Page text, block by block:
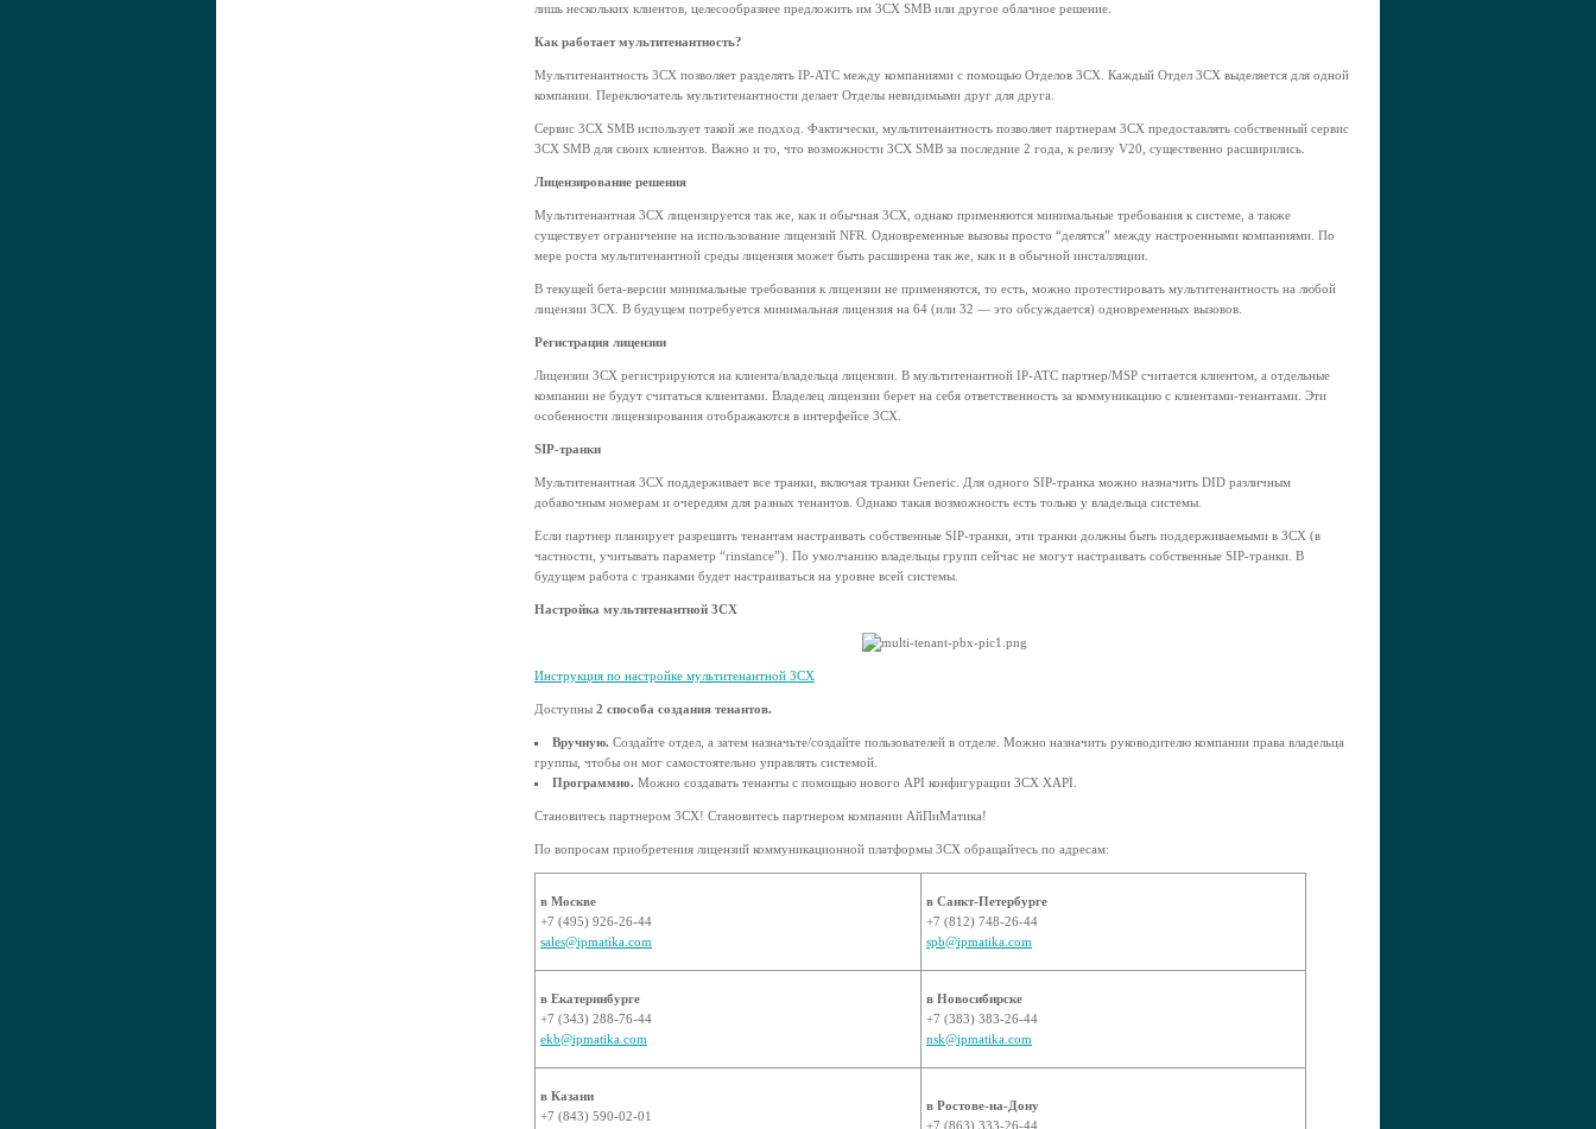
лишь нескольких клиентов, целесообразнее предложить им 3CX SMB или другое облачное решение.
Как работает мультитенантность?
Мультитенантность 3CX позволяет разделять IP-АТС между компаниями с помощью Отделов 3CX. Каждый Отдел 3CX выделяется для одной
компании. Переключатель мультитенантности делает Отделы невидимыми друг для друга.
Сервис 3CX SMB использует такой же подход. Фактически, мультитенантность позволяет партнерам 3CX предоставлять собственный сервис
3CX SMB для своих клиентов. Важно и то, что возможности 3CX SMB за последние 2 года, к релизу V20, существенно расширились.
Лицензирование решения
Мультитенантная 3CX лицензируется так же, как и обычная 3CX, однако применяются минимальные требования к системе, а также
существует ограничение на использование лицензий NFR. Одновременные вызовы просто “делятся” между настроенными компаниями. По
мере роста мультитенантной среды лицензия может быть расширена так же, как и в обычной инсталляции.
В текущей бета-версии минимальные требования к лицензии не применяются, то есть, можно протестировать мультитенантность на любой
лицензии 3CX. В будущем потребуется минимальная лицензия на 64 (или 32 — это обсуждается) одновременных вызовов.
Регистрация лицензии
Лицензии 3CX регистрируются на клиента/владельца лицензии. В мультитенантной IP-АТС партнер/MSP считается клиентом, а отдельные
компании не будут считаться клиентами. Владелец лицензии берет на себя ответственность за коммуникацию с клиентами-тенантами. Эти
особенности лицензирования отображаются в интерфейсе 3CX.
SIP-транки
Мультитенантная 3CX поддерживает все транки, включая транки Generic. Для одного SIP-транка можно назначить DID различным
добавочным номерам и очередям для разных тенантов. Однако такая возможность есть только у владельца системы.
Если партнер планирует разрешить тенантам настраивать собственные SIP-транки, эти транки должны быть поддерживаемыми в 3CX (в
частности, учитывать параметр “rinstance”). По умолчанию владельцы групп сейчас не могут настраивать собственные SIP-транки. В
будущем работа с транками будет настраиваться на уровне всей системы.
Настройка мультитенантной 3CX
Инструкция по настройке мультитенантной 3CX
Доступны 2 способа создания тенантов.
Вручную. Создайте отдел, а затем назначьте/создайте пользователей в отделе. Можно назначить руководителю компании права владельца
группы, чтобы он мог самостоятельно управлять системой.
Программно. Можно создавать тенанты с помощью нового API конфигурации 3CX XAPI.
Становитесь партнером 3CX! Становитесь партнером компании АйПиМатика!
По вопросам приобретения лицензий коммуникационной платформы 3CX обращайтесь по адресам:
в Москве
+7 (495) 926-26-44
sales@ipmatika.com
в Санкт-Петербурге
+7 (812) 748-26-44
spb@ipmatika.com
в Екатеринбурге
+7 (343) 288-76-44
ekb@ipmatika.com
в Новосибирске
+7 (383) 383-26-44
nsk@ipmatika.com
в Казани
+7 (843) 590-02-01
в Ростове-на-Дону
+7 (863) 333-26-44